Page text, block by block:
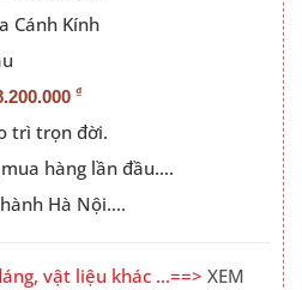
Cánh Kính
₫
trì trọn đời.
hàng lần đầu….
Hà Nội….
vật liệu khác …==> XEM